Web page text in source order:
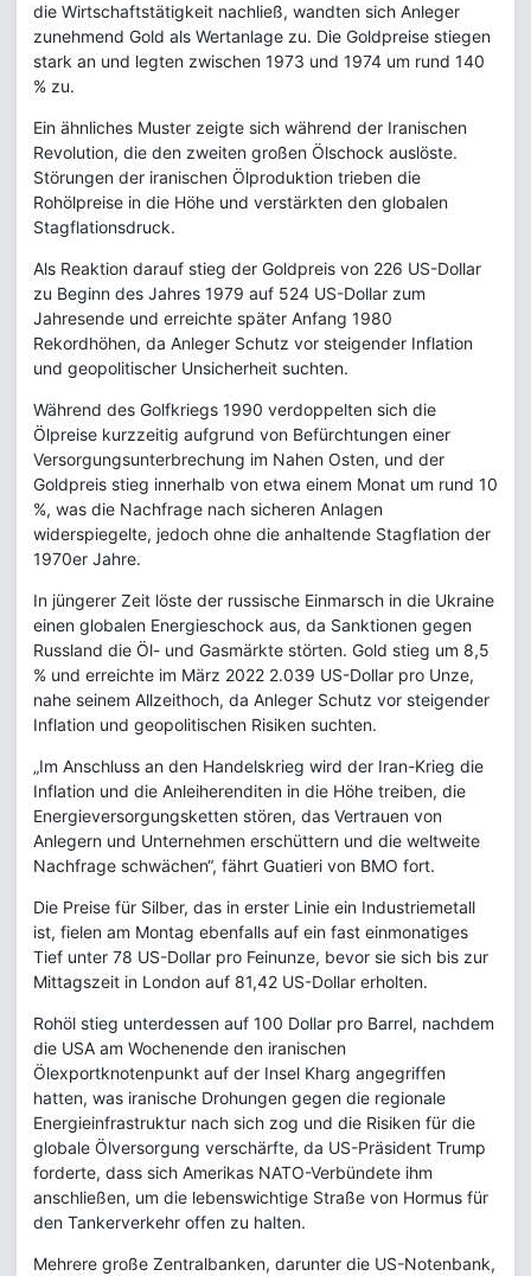
die Wirtschaftstätigkeit nachließ, wandten sich Anleger
zunehmend Gold als Wertanlage zu. Die Goldpreise stiegen
stark an und legten zwischen 1973 und 1974 um rund 140
% zu.
Ein ähnliches Muster zeigte sich während der Iranischen
Revolution, die den zweiten großen Ölschock auslöste.
Störungen der iranischen Ölproduktion trieben die
Rohölpreise in die Höhe und verstärkten den globalen
Stagflationsdruck.
Als Reaktion darauf stieg der Goldpreis von 226 US-Dollar
zu Beginn des Jahres 1979 auf 524 US-Dollar zum
Jahresende und erreichte später Anfang 1980
Rekordhöhen, da Anleger Schutz vor steigender Inflation
und geopolitischer Unsicherheit suchten.
Während des Golfkriegs 1990 verdoppelten sich die
Ölpreise kurzzeitig aufgrund von Befürchtungen einer
Versorgungsunterbrechung im Nahen Osten, und der
Goldpreis stieg innerhalb von etwa einem Monat um rund 10
%, was die Nachfrage nach sicheren Anlagen
widerspiegelte, jedoch ohne die anhaltende Stagflation der
1970er Jahre.
In jüngerer Zeit löste der russische Einmarsch in die Ukraine
einen globalen Energieschock aus, da Sanktionen gegen
Russland die Öl- und Gasmärkte störten. Gold stieg um 8,5
% und erreichte im März 2022 2.039 US-Dollar pro Unze,
nahe seinem Allzeithoch, da Anleger Schutz vor steigender
Inflation und geopolitischen Risiken suchten.
„Im Anschluss an den Handelskrieg wird der Iran-Krieg die
Inflation und die Anleiherenditen in die Höhe treiben, die
Energieversorgungsketten stören, das Vertrauen von
Anlegern und Unternehmen erschüttern und die weltweite
Nachfrage schwächen“, fährt Guatieri von BMO fort.
Die Preise für Silber, das in erster Linie ein Industriemetall
ist, fielen am Montag ebenfalls auf ein fast einmonatiges
Tief unter 78 US-Dollar pro Feinunze, bevor sie sich bis zur
Mittagszeit in London auf 81,42 US-Dollar erholten.
Rohöl stieg unterdessen auf 100 Dollar pro Barrel, nachdem
die USA am Wochenende den iranischen
Ölexportknotenpunkt auf der Insel Kharg angegriffen
hatten, was iranische Drohungen gegen die regionale
Energieinfrastruktur nach sich zog und die Risiken für die
globale Ölversorgung verschärfte, da US-Präsident Trump
forderte, dass sich Amerikas NATO-Verbündete ihm
anschließen, um die lebenswichtige Straße von Hormus für
den Tankerverkehr offen zu halten.
Mehrere große Zentralbanken, darunter die US-Notenbank,